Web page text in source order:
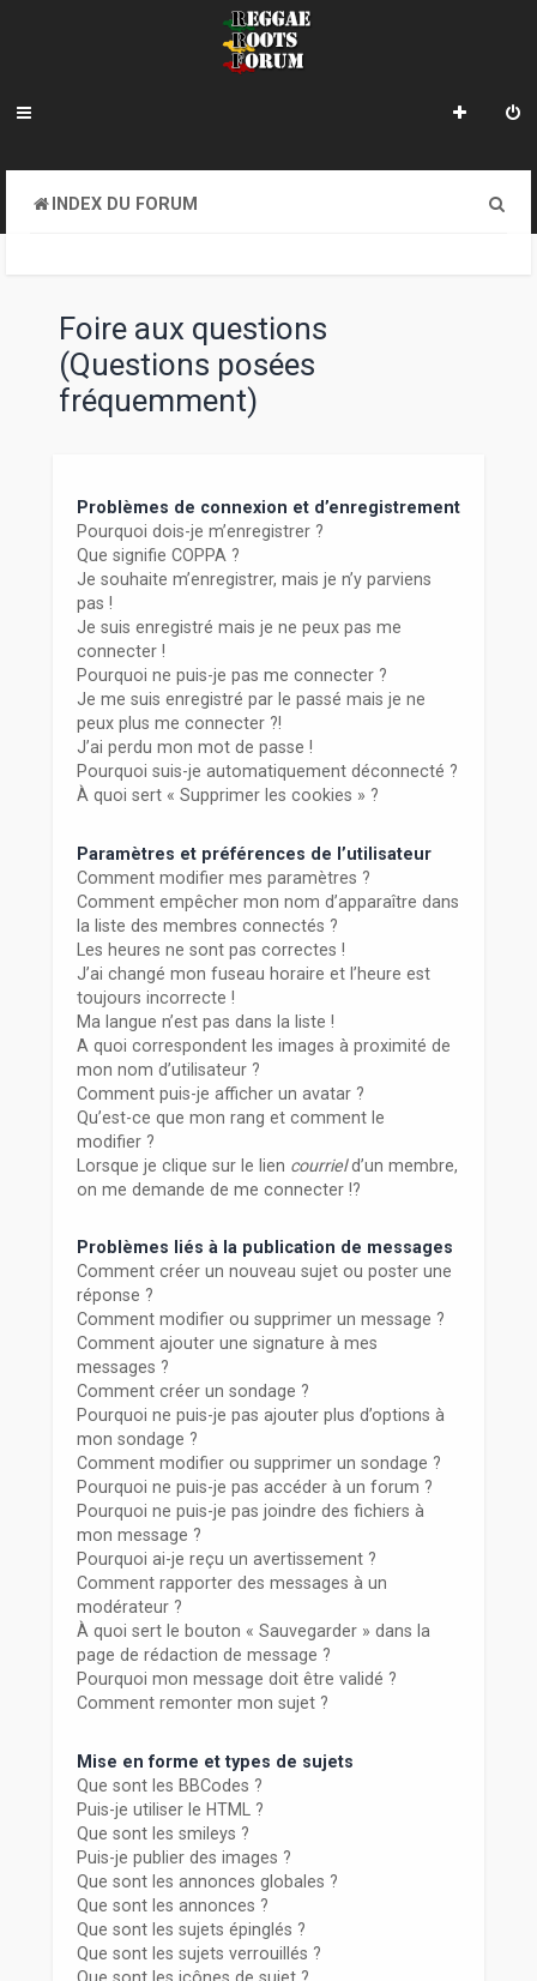
INDEX DU FORUM
Foire aux questions
(Questions posées
fréquemment)
Problèmes de connexion et d’enregistrement
Pourquoi dois-je m’enregistrer ?
Que signifie COPPA ?
Je souhaite m’enregistrer, mais je n’y parviens
pas !
Je suis enregistré mais je ne peux pas me
connecter !
Pourquoi ne puis-je pas me connecter ?
Je me suis enregistré par le passé mais je ne
peux plus me connecter ?!
J’ai perdu mon mot de passe !
Pourquoi suis-je automatiquement déconnecté ?
À quoi sert « Supprimer les cookies » ?
Paramètres et préférences de l’utilisateur
Comment modifier mes paramètres ?
Comment empêcher mon nom d’apparaître dans
la liste des membres connectés ?
Les heures ne sont pas correctes !
J’ai changé mon fuseau horaire et l’heure est
toujours incorrecte !
Ma langue n’est pas dans la liste !
A quoi correspondent les images à proximité de
mon nom d’utilisateur ?
Comment puis-je afficher un avatar ?
Qu’est-ce que mon rang et comment le
modifier ?
Lorsque je clique sur le lien courrield’un membre,
on me demande de me connecter !?
Problèmes liés à la publication de messages
Comment créer un nouveau sujet ou poster une
réponse ?
Comment modifier ou supprimer un message ?
Comment ajouter une signature à mes
messages ?
Comment créer un sondage ?
Pourquoi ne puis-je pas ajouter plus d’options à
mon sondage ?
Comment modifier ou supprimer un sondage ?
Pourquoi ne puis-je pas accéder à un forum ?
Pourquoi ne puis-je pas joindre des fichiers à
mon message ?
Pourquoi ai-je reçu un avertissement ?
Comment rapporter des messages à un
modérateur ?
À quoi sert le bouton « Sauvegarder » dans la
page de rédaction de message ?
Pourquoi mon message doit être validé ?
Comment remonter mon sujet ?
Mise en forme et types de sujets
Que sont les BBCodes ?
Puis-je utiliser le HTML ?
Que sont les smileys ?
Puis-je publier des images ?
Que sont les annonces globales ?
Que sont les annonces ?
Que sont les sujets épinglés ?
Que sont les sujets verrouillés ?